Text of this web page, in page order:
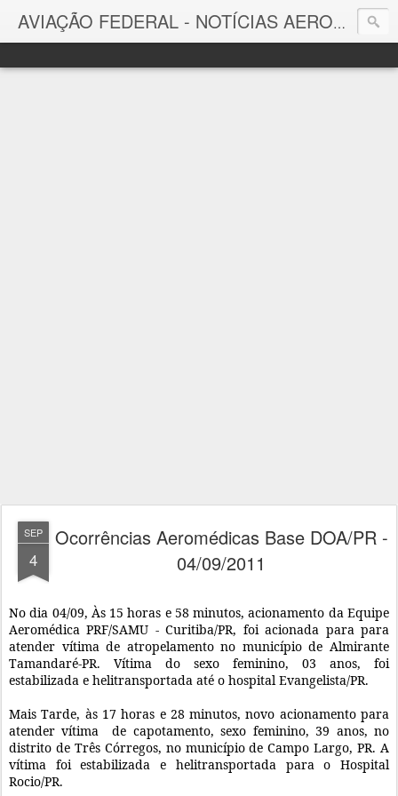
AVIAÇÃO FEDERAL - NOTÍCIAS AERONÁUTICAS & TECNOLOGIAS
Aviação Federal
SEP
4
Ocorrências Aeromédicas Base DOA/PR -
04/09/2011
No dia 04/09, Às 15 horas e 58 minutos, acionamento da Equipe
Aeromédica PRF/SAMU - Curitiba/PR, foi acionada para para
atender vítima de atropelamento no município de Almirante
Tamandaré-PR. Vítima do sexo feminino, 03 anos, foi
estabilizada e helitransportada até o hospital Evangelista/PR.
Mais Tarde, às 17 horas e 28 minutos, novo acionamento para
atender vítima de capotamento, sexo feminino, 39 anos, no
distrito de Três Córregos, no município de Campo Largo, PR. A
vítima foi estabilizada e helitransportada para o Hospital
Rocio/PR.